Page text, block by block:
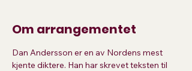
Om arrangementet
Dan Andersson er en av Nordens mest
kjente diktere. Han har skrevet teksten til